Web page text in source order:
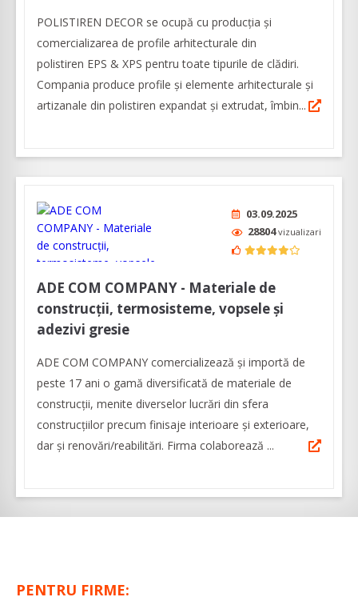
POLISTIREN DECOR se ocupă cu producția și
comercializarea de profile arhitecturale din
polistiren EPS & XPS pentru toate tipurile de clădiri.
Compania produce profile și elemente arhitecturale și
artizanale din polistiren expandat și extrudat, îmbin...
03.09.2025
28804vizualizari
ADE COM COMPANY - Materiale de
construcții, termosisteme, vopsele și
adezivi gresie
ADE COM COMPANY comercializează și importă de
peste 17 ani o gamă diversificată de materiale de
construcții, menite diverselor lucrări din sfera
construcţiilor precum finisaje interioare şi exterioare,
dar şi renovări/reabilitări. Firma colaborează ...
PENTRU FIRME: